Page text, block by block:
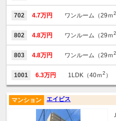
702 4.7万円 ワンルーム（29ｍ2
802 4.8万円 ワンルーム（29ｍ2
803 4.8万円 ワンルーム（29ｍ2
1001 6.3万円 1LDK（40ｍ2 ）
エイビス
マンション